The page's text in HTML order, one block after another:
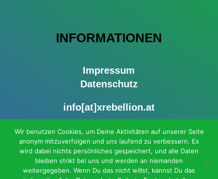
INFORMATIONEN
Impressum
Datenschutz
info[at]xrebellion.at
Presse Tel: 0677 64123091
Mitmach-Telefon: 0681 81202056
Wir benutzen Cookies, um Deine Aktivitäten auf unserer Seite
anonym mitzuverfolgen und uns laufend zu verbessern. Es
wird dabei nichts persönliches gespeichert, und alle Daten
bleiben strikt bei uns und werden an niemanden
weitergegeben. Wenn Du das nicht willst, kannst Du das